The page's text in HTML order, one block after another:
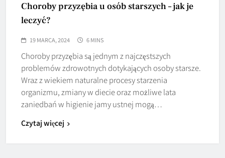
Choroby przyzębia u osób starszych – jak je
leczyć?
19 MARCA, 2024 6 MINS
Choroby przyzębia są jednym z najczęstszych
problemów zdrowotnych dotykających osoby starsze.
Wraz z wiekiem naturalne procesy starzenia
organizmu, zmiany w diecie oraz możliwe lata
zaniedbań w higienie jamy ustnej mogą…
Czytaj więcej